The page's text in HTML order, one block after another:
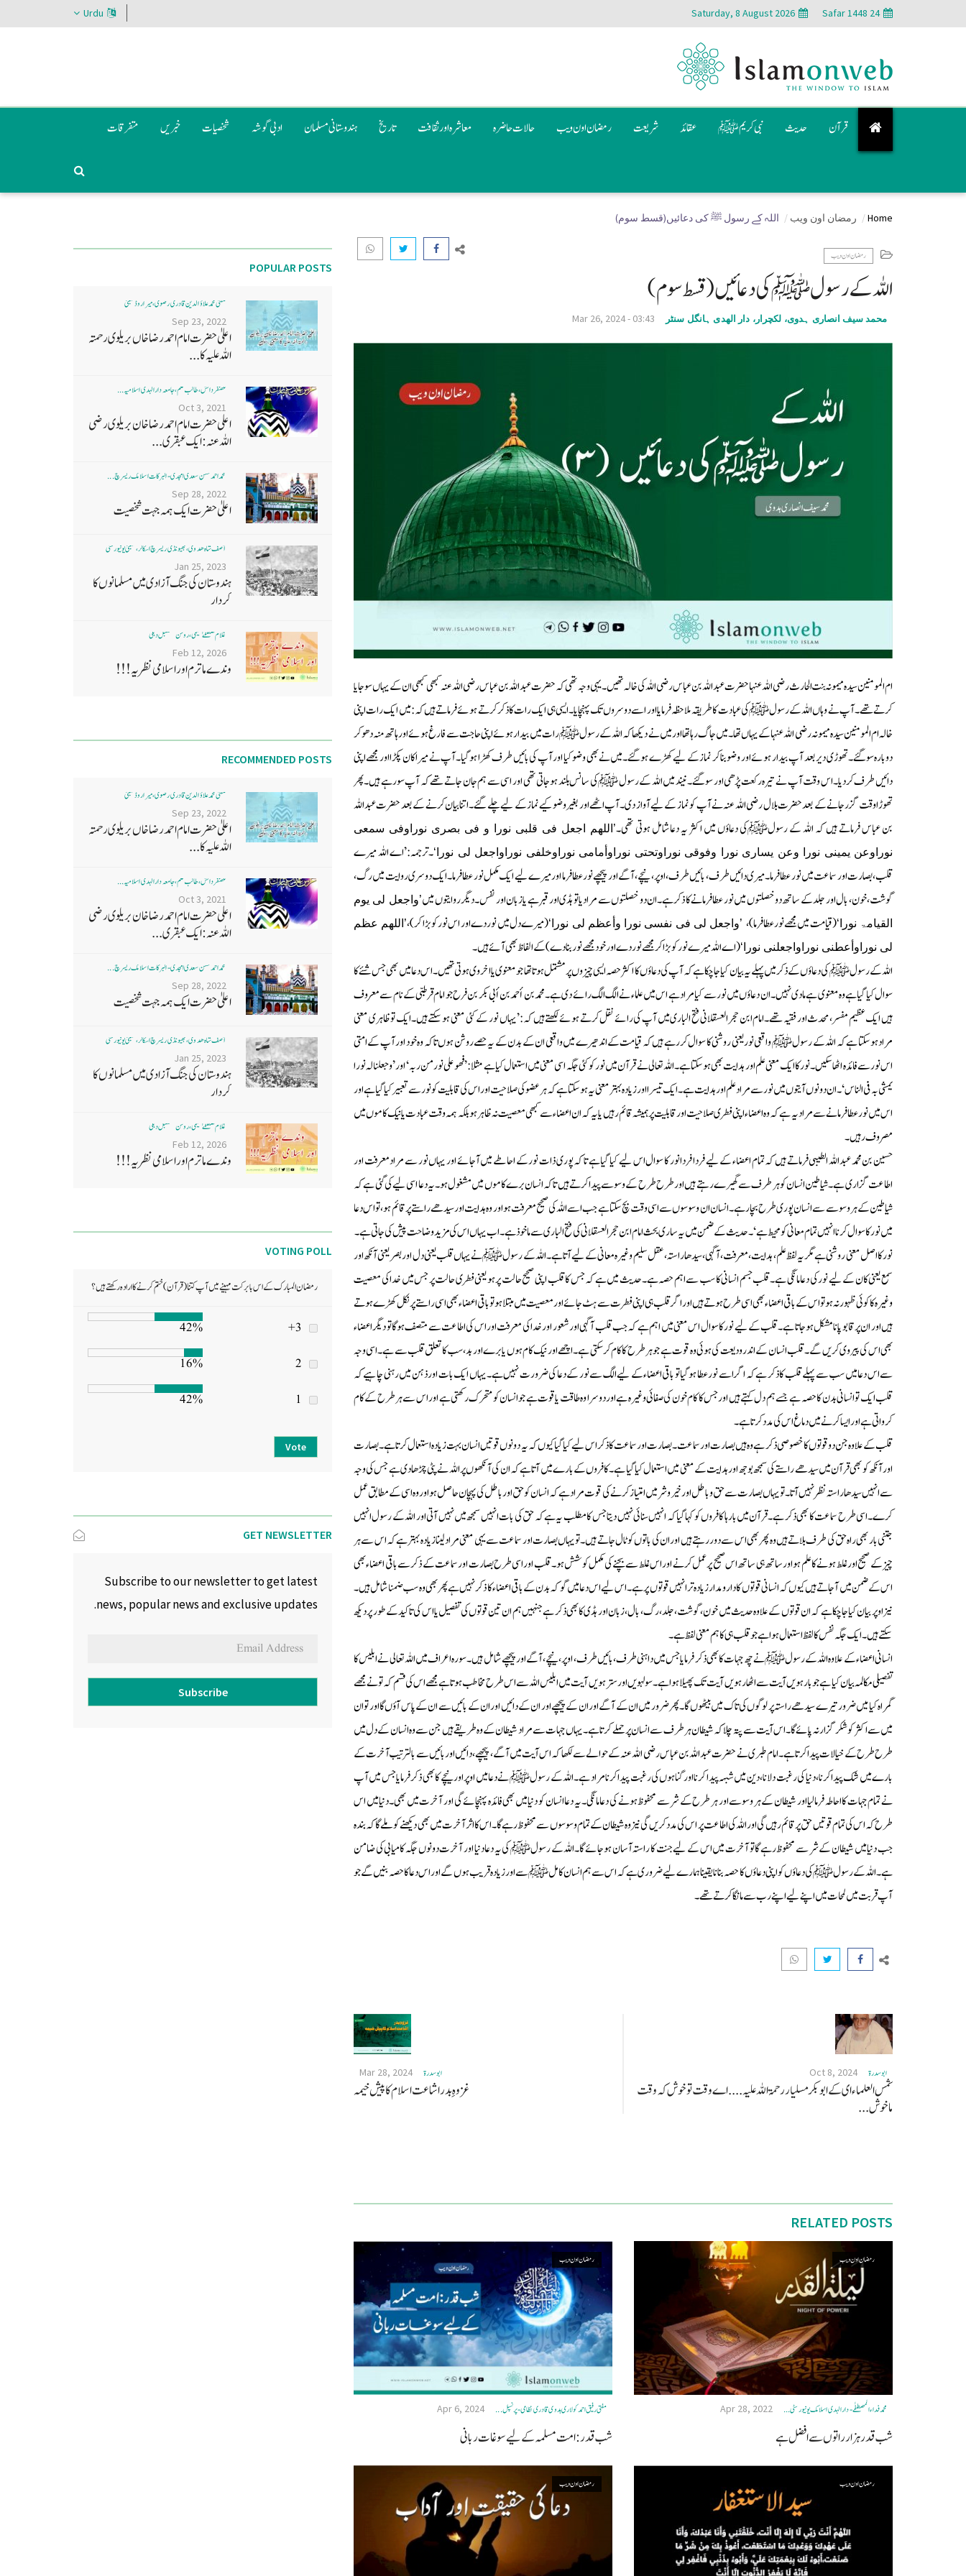
Saturday, 8 August 2026 24 Safar 1448
Urdu
قرآن حدیث نبی کریم ﷺ عقائد شریعت رمضان اون ويب حالات حاضرہ معاشرہ اور ثقافت تاریخ ہندوستانی مسلمان ادبی گوشہ شخصیات خبریں متفرقات
Home رمضان اون ويب اللہ کے رسول ﷺ کی دعائیں(قسط سوم)
رمضان اون ويب
اللہ کے رسول ﷺ کی دعائیں(قسط سوم)
محمد سیف انصاری ہدوی، لکچرار، دار الھدی ہانگل سنٹر Mar 26, 2024 - 03:43
ام المومنین سیدہ میمونہ بنت الحارث رضی اللہ عنہا حضرت عبداللہ بن عباس رضی اللہ کی خالہ تھیں۔یہی وجہ تھی کہ حضرت عبداللہ بن عباس رضی اللہ عنہ کبھی کبھی ان کے یہاں سوجایا
کرتے تھے۔آپ نے وہاں اللہ کے رسولﷺکی عبادت کا طریقہ ملاحظہ فرمایا اور اسے دوسروں تک پہنچایا۔ایسی ہی ایک رات کا ذکر کرتے ہوئے فرماتے ہیں کہ: میں ایک رات اپنی
خالہ ام المومنین سیدہ میمونہ رضی اللہ عنہا کے یہاں تھا۔میں جاگ رہا تھا اور میں نے دیکھا کہ اللہ کے رسول ﷺرات میں بیدار ہوئے اپنی حاجت سے فارغ ہوئے اور ہاتھ منہ دھوکر
دوبارہ سوگئے۔تھوڑی دیر بعد آپ بیدار ہوئے اور وضو بناکر نماز کے لیے کھڑے ہوگئے۔میں نے بھی وضو کیا اور آپ کی بائیں طرف کھڑا ہوگیا۔آپ نے میرا کان پکڑا اور مجھے اپنی
دائیں طرف کردیا۔اس وقت آپ نے تیرہ رکعت پڑھی اور سوگئے۔نیند میں اللہ کے رسول ﷺکی سانس بلند ہوجاتی تھی اور اسی سے ہم جان جاتے تھے کہ آپ سورہے ہیں۔پھر
تھوڑا وقت گزرجانے کے بعد حضرت بلال رضی اللہ عنہ نے آپ کو نماز کے لیے آواز دی۔آپ اٹھے اور بغیر وضو کیے نماز کے لیے چلے گئے۔اتنا بیان کرنے کے بعد حضرت عبداللہ
بن عباس فرماتے ہیں کہ اللہ کے رسولﷺکی دعاؤں میں اکثر یہ دعاشامل ہوتی تھی۔’اللھم اجعل فی قلبی نورا و فی بصری نوراوفی سمعی
نوراوعن یمینی نورا وعن یساری نورا وفوقی نوراوتحتی نوراوأمامی نوراوخلفی نوراواجعل لی نورا‘۔ترجمہ:’اے اللہ میرے
قلب،بصارت اور سماعت میں نور عطافرما۔میری دائیں طرف، بائیں طرف، اوپر، نیچے، آگے اور پیچھے نور عطافرما اور میرے لیے ایک مکمل نور عطافرما۔ایک دوسری روایت میں رگ،
گوشت، خون، بال اور جلد کے ساتھ دو خصلتوں میں نور عطافرمانے کا ذکر ہے۔ان دو خصلتوں سے مراد یا تو ہڈی اور قبر ہے یا زبان اور نفس۔دیگر روایتوں میں’واجعل لی یوم
القیامۃ نورا‘(قیامت میں مجھے نور عطافرما)، ’واجعل لی فی نفسی نورا وأعظم لی نورا‘(میرے دل میں نور دے اور اس نور کو بڑا کر)،’اللھم عظم
لی نوراوأعطنی نوراواجعلنی نورا‘(اے اللہ میرے نور کو بڑا کر مجھے نور دے اور خود مجھے نور بنا دے)کے الفاظ بھی آئے ہیں۔
اللہ کے رسول ﷺ کی دعاؤں کے ذکر میں پہلے یہ بیان کیا جاچکا ہے کہ آپ کی دعاؤں کا اکثر حصہ ایسی چیزوں پر مشتمل ہوتا تھا جو معنوی یا اخروی ہوتی تھیں۔اس دعا میں بھی جس شئے کا
سوال کیا گیا ہے وہ معنوی ہے مادی نہیں۔ان دعاؤں میں نور سے کیا مراد ہے اس میں علماء نے الگ الگ رائے دی ہے۔محمد بن أحمد بن أبی بکر بن فرح جو امام قرطبی کے نام سے معروف
ہیں ایک عظیم مفسر،محدث اور فقیہ تھے۔امام ابن حجر العسقلانی فتح الباری میں آپ کی رائے نقل کرتے ہوئے لکھتے ہیں کہ: ’یہاں نور کے کئی معنی ہوسکتے ہیں۔ایک تو ظاہری معنی
مراد ہوسکتا ہے کہ اللہ کے رسول ﷺ واقعی نور یعنی روشنی کا سوال کررہے ہیں کہ قیامت کے اندھیرے میں واقعی ان کے بدن کے یہ حصے روشن ہوں تاکہ وہ خود اور آپ کے امتی
اس نور سے فائدہ اٹھاسکیں۔نور کا ایک معنی علم اور ہدایت بھی ہوسکتا ہے۔اللہ تعالی نے قرآن میں نور کو کئی جگہ اسی معنی میں استعمال کیا ہے مثلا: ’فھو علی نور من ربہ‘ اور ’وجعلنا لہ نورا
یمشی بہ فی الناس‘۔ان دونوں آیتوں میں نور سے مراد علم اور ہدایت ہے۔ایک تیسرااور زیادہ بہتر معنی یہ ہوسکتا ہے کہ ہر عضو کی صلاحیت اور اس کی قابلیت کو نور سے تعبیر کیا گیا ہے اور
اس میں نور عطافرمانے سے مراد یہ ہے کہ وہ اعضاء اپنی فطری صلاحیت اور قابلیت پر ہمیشہ قائم رہیں یا یہ کہ ان اعضاء سے کبھی معصیت نہ ظاہر ہو بلکہ ہمہ وقت عبادت یا نیک کاموں میں
مصروف رہیں۔
حسین بن محمد عبداللہ الطیبی فرماتے ہیں کہ تمام اعضاء کے لیے فردا فردا نور کا سوال اس لیے کیا گیا ہے تا کہ پوری ذات نور کے احاطے میں آجائے اور یہاں نور سے مراد معرفت اور
اطاعت گزاری ہے۔شیاطین انسان کو ہر طرف سے گھیرے رہتے ہیں اور طرح طرح کے وسوسے پیداکرتے ہیں تاکہ انسان برے کاموں میں مشغول ہو۔یہ دعا اسی لیے کی گئی ہے کہ
شیاطین کے ہر وسوسے سے انسان پوری طرح بچا رہے۔انسان ان وسوسوں سے اسی وقت بچ سکتا ہے جب اسے اللہ کی صحیح معرفت ہو اور وہ ہدایت اور سیدھے راستے پر قائم ہو، تو اس دعا
میں نور کا سوال کرنا انہیں تمام معانی کو محیط ہے‘۔حدیث کے ضمن میں یہ ساری بحث امام ابن حجر العسقلانی کی فتح الباری سے ماخوذ ہے۔اب یہاں اس کی مزید وضاحت پیش کی جاتی ہے۔
نور کا اصل معنی روشنی ہے مگر یہ لفظ علم، ہدایت، معرفت، آگہی، سیدھا راستہ، عقل سلیم وغیرہ معانی کے لیے آتا ہے۔اللہ کے رسول ﷺنے یہاں قلب یعنی دل اور بصریعنی آنکھ اور
سمع یعنی کان کے لیے نور کی دعا مانگی ہے۔قلب جسم انسانی کا سب سے اہم حصہ ہے۔حدیث میں ہے کہ جس کا قلب اپنی صحیح حالت پر ہو یعنی فطری حالت پر جس میں خدا کی معصیت
وغیرہ کا کوئی ظہور نہ ہو تو اس کے باقی اعضاء بھی اسی طرح ہوتے ہیں اور اگر قلب ہی اپنی فطرت سے ہٹ جائے اور معصیت میں مبتلا ہو تو باقی اعضاء بھی اسی راستے پر نکل کھڑے ہوتے
ہیں اور ان پر قابو پانا مشکل ہوجاتا ہے۔قلب کے لیے نور کا سوال اس معنی میں اہم ہے کہ جب قلب آگہی اور شعور اور خدا کی معرفت اور اس کی اطاعت سے متصف ہوگا تو دیگر اعضاء
بھی اس کی پیروی کریں گے۔قلب انسان کے اندر ودیعت کی ہوئی وہ قوت ہے جو ہر طرح کا کام کرسکتی ہے۔اچھے اور نیک کام ہوں یا برے اور بد،سب کا تعلق قلب سے ہے۔اسی وجہ
سے اس دعا میں سب سے پہلے قلب کا ذکر ہے کہ اگر اسے نور عطا ہوگیا تو باقی اعضاء کے لیے الگ سے نور کے دعا کی ضرورت نہیں ہے۔یہاں ایک بات اور ذہن میں رہنی چاہیے کہ
قلب ایک تو انسانی بدن کا حصہ ہے جسے ہم دل کہتے ہیں اور جس کا کام خون کی صفائی وغیرہ ہے اور دوسرا وہ طاقت یا قوت ہے جو انسان کو متحرک رکھتی ہے اور اس سے ہر طرح کے کام
کرواتی ہے اور ایسا کرنے میں دماغ اس کی مدد کرتا ہے۔
قلب کے علاوہ جن دو قوتوں کا خصوصی ذکر ہے وہ ہیں بصارت اور سماعت۔بصارت اورسماعت کا ذکر اس لیے کیا گیا کیوں کہ یہ دونوں قوتیں انسان بہت زیادہ استعمال کرتا ہے۔بصارت
اور آنکھ کو بھی قرآن میں سیدھے راستے کی سمجھ بوجھ اور ہدایت کے معنی میں استعمال کیا گیا ہے۔کافروں کے بارے میں آتا ہے کہ ان کی آنکھوں پر اللہ نے پٹی چڑھادی ہے جس کی وجہ
سے انہیں سیدھا راستہ نظر نہیں آتا۔تو یہاں بصارت سے حق وباطل اور خیر و شر میں امتیاز کرنے کی قوت مراد ہے کہ انسان کو حق اور باطل کی پہچان حاصل ہو اور وہ اسی کے مطابق عمل
کرے۔اسی طرح سماعت کا بھی ذکر ہے۔قرآن میں بارہا کافروں کو کہاگیا کہ انہیں سنائی نہیں دیتا جس کا مطلب یہ ہے کہ حق کی بات انہیں سمجھ میں نہیں آتی اور اللہ کے رسول انہیں
جتنی بار بھی راہ حق کی طرف بلاتے ہیں وہ پھر بھی اس سے دور رہتے ہیں اور ان کی باتوں کو ٹال جاتے ہیں۔تو یہاں بصارت اور سماعت سے یہی معنی مراد لینا زیادہ بہتر ہے کہ اس سے ہر
چیز کے صحیح اور غلط ہونے کا علم ہو اور ساتھ ہی ساتھ اس صحیح پر عمل کرنے اور اس غلط سے بچنے کی مکمل کوشش ہو۔قلب اور اسی طرح بصارت اور سماعت کے ذکر سے باقی اعضاء بھی
اس کے ضمن میں آجاتے ہیں کیوں کہ انسانی قوتوں کا دارومدار زیادہ تر انہیں قوتوں پر ہے۔اس لیے اس دعا میں گو کہ بدن کے باقی اعضاء کا ذکر نہیں ہے پھر بھی وہ سب ضمنا شامل ہیں۔
نیز اوپر بیان کیا جاچکا ہے کہ ان قوتوں کے علاوہ حدیث میں خون، گوشت، جلد،رگ، بال، زبان اور ہڈی کا بھی ذکر ہے جنہیں ہم ان تین قوتوں کی تفصیل یا اس کی تاکید کے طور پر دیکھ
سکتے ہیں۔ایک جگہ نفس کا لفظ استعمال ہوا ہے جو قلب ہی کا ہم معنی لفظ ہے۔
انسانی اعضاء کے علاوہ اللہ کے رسولﷺ نے چھ جہات کا بھی ذکر فرمایا جس میں داہنی طرف،بائیں طرف، اوپر، نیچے،آگے اور پیچھے شامل ہیں۔سورہ اعراف میں اللہ تعالی نے ابلیس کا
تفصیلی مکالمہ بیان کیا ہے جو بارہویں آیت سے اٹھارہویں آیت تک پھیلا ہوا ہے۔سولہویں اور سترہویں آیت میں ابلیس اللہ سے اس طرح مخاطب ہوتاہے مجھے اس کی قسم کہ تو نے مجھے
گمراہ کیا میں ضرور تیرے سیدھے راستہ پر لوگوں کی تاک میں بیٹھوں گا۔ پھر ضرور میں ان کے آگے اور ان کے پیچھے اور ان کے دائیں اور ان کے بائیں سے ان کے پاس آؤں گا اور تو ان
میں سے اکثر کو شکر گزار نہ پائے گا۔اس آیت سے پتہ چلا کہ شیطان ہر طرف سے انسان پر حملے کرتا ہے۔یہاں جہات سے مراد شیطان کے وہ طریقے ہیں جن سے وہ انسان کے دل میں
طرح طرح کے خیالات پیداکرتا ہے۔امام طبری نے حضرت عبداللہ بن عباس رضی اللہ عنہ کے حوالے سے لکھا کہ اس آیت میں آگے، پیچھے، دائیں اور بائیں سے بالترتیب آخرت کے
بارے میں شک پیدا کرنا،دنیا کی رغبت دلانا، دین میں شبہہ پیدا کرنا اور گناہوں کی رغبت پیدا کرنا مراد ہے۔ اللہ کے رسول ﷺ نے دعا میں اوپر اور نیچے کا بھی ذکر فرمایا جس میں آپ
نے تمام جہات کا احاطہ فرمالیا اور شیطان کے ہر وسوسے اور ہر طرح کے شر سے محفوظ ہونے کی دعا مانگی۔یہ دعا انسان کو دنیا میں بھی فائدہ پہنچائے گی اور آخرت میں بھی۔دنیا میں اس
طرح کہ اس کی تمام قوتیں حق پر قائم رہیں گی اور اللہ کی اطاعت پر اس کی مدد کریں گی نیز وہ شیطان کے تمام وسوسوں سے محفوظ رہے گا۔اس کا اثر آخر ت میں بھی دیکھنے کو ملے گا کہ بندہ
جب دنیا میں شیطان کے شر سے محفوظ رہے گا تو آخرت میں اس کے لیے جنت کا راستہ آسان ہوجائے گا۔اللہ کے رسولﷺ کی یہ دعا دنیا اور آخرت دونوں جگہ کامیابی کی ضامن
ہے۔اللہ کے رسولﷺ کی دعاؤں کو اپنی دعاؤں کا حصہ بنانا یقینا ہمارے لیے ضروری ہے کہ اس سے ہم انسان کاملﷺسے اور زیادہ قریب ہوں گے اور اس دعا کا حصہ بنیں گے جو
آپ قربت میں لمحات میں اپنے لیے اپنے رب سے مانگا کرتے تھے۔
ابو سدرة Oct 8, 2024
شمس العلماء ای کے ابو بکر مسلیار رحمۃ اللہ علیہ .... اے وقت تو خوش کہ وقت
ماخوش...
ابو سدرة Mar 28, 2024
غزوہِ بدر اشاعت اسلام کا پیش خیمہ
RELATED POSTS
رمضان اون ويب
محمد فداء المصطفٰے - دارالہدی اسلامک یونیورسٹی ... Apr 28, 2022
شب قدر ہزار راتوں سے افضل ہے
رمضان اون ويب
مفتی رفیق احمد کولاری ہدوی قادری نظامی- پرنسپل ... Apr 6, 2024
شب قدر : امت مسلمہ کے لیے سوغات ربانی
رمضان اون ويب رمضان اون ويب
POPULAR POSTS
مفتی محمد علاؤ الدین قادری رضوی ، میرا روڈ ممبئی
Sep 23, 2022
اعلیٰ حضرت امام احمد رضا خاں بر یلو ی رحمتہ
اللہ علیہ کا...
غضنفر دانش، طالب علم، جامعہ دارالہدی اسلامیہ ...
Oct 3, 2021
اعلی حضرت امام احمد رضا خان بریلوی رضی
اللہ عنہ: ایک عبقری...
محمد احمد حسن سعدی امجدی - البرکات اسلامک ریسرچ ...
Sep 28, 2022
اعلیٰ حضرت ایک ہمہ جہت شخصیت
آصف شاہ ھدوی، بھیونڈی ریسرچ اسکالر، ممبئی یونیورسٹی
Jan 25, 2023
ہندوستان کی جنگ آزادی میں مسلمانوں کا
کردار
غلام مصطفےٰ نعیمی، روشن مستقبل دہلی
Feb 12, 2026
وندے ماترم اور اسلامی نظریہ!!!
RECOMMENDED POSTS
مفتی محمد علاؤ الدین قادری رضوی ، میرا روڈ ممبئی
Sep 23, 2022
اعلیٰ حضرت امام احمد رضا خاں بر یلو ی رحمتہ
اللہ علیہ کا...
غضنفر دانش، طالب علم، جامعہ دارالہدی اسلامیہ ...
Oct 3, 2021
اعلی حضرت امام احمد رضا خان بریلوی رضی
اللہ عنہ: ایک عبقری...
محمد احمد حسن سعدی امجدی - البرکات اسلامک ریسرچ ...
Sep 28, 2022
اعلیٰ حضرت ایک ہمہ جہت شخصیت
آصف شاہ ھدوی، بھیونڈی ریسرچ اسکالر، ممبئی یونیورسٹی
Jan 25, 2023
ہندوستان کی جنگ آزادی میں مسلمانوں کا
کردار
غلام مصطفےٰ نعیمی، روشن مستقبل دہلی
Feb 12, 2026
وندے ماترم اور اسلامی نظریہ!!!
VOTING POLL
رمضان المبارک کے اس بابرکت مہینے میں آپ کتنا (قرآن) ختم کرنے کا ارادہ رکھتے ہیں؟
3+
42%
2
16%
1
42%
Vote
GET NEWSLETTER
Subscribe to our newsletter to get latest
news, popular news and exclusive updates.
Subscribe